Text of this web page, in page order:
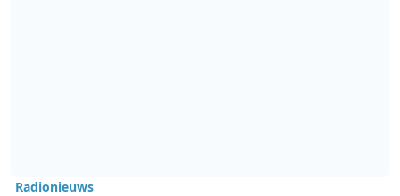
Radionieuws